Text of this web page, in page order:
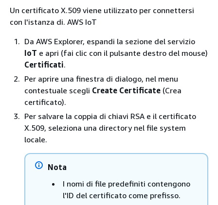
Un certificato X.509 viene utilizzato per connettersi
con l'istanza di. AWS IoT
Da AWS Explorer, espandi la sezione del servizio
IoT e apri (fai clic con il pulsante destro del mouse)
Certificati.
Per aprire una finestra di dialogo, nel menu
contestuale scegli Create Certificate (Crea
certificato).
Per salvare la coppia di chiavi RSA e il certificato
X.509, seleziona una directory nel file system
locale.
Nota
I nomi di file predefiniti contengono
l'ID del certificato come prefisso.